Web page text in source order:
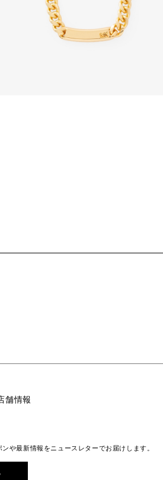
舗情報
や最新情報をニュースレターでお届けします。